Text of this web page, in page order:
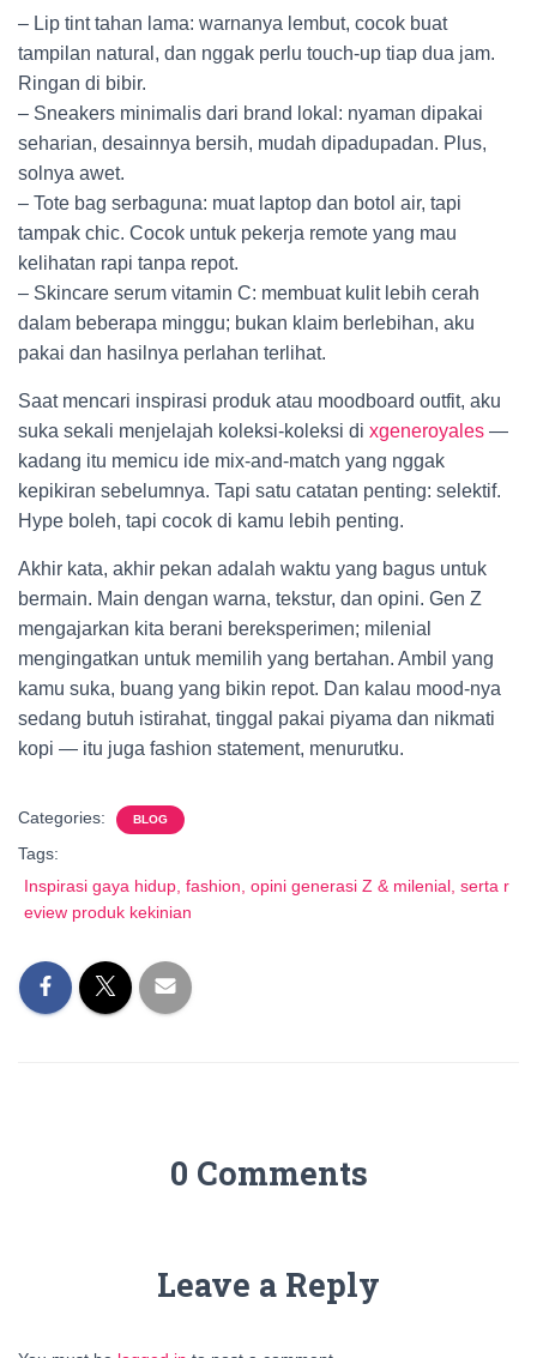
– Lip tint tahan lama: warnanya lembut, cocok buat
tampilan natural, dan nggak perlu touch-up tiap dua jam.
Ringan di bibir.
– Sneakers minimalis dari brand lokal: nyaman dipakai
seharian, desainnya bersih, mudah dipadupadan. Plus,
solnya awet.
– Tote bag serbaguna: muat laptop dan botol air, tapi
tampak chic. Cocok untuk pekerja remote yang mau
kelihatan rapi tanpa repot.
– Skincare serum vitamin C: membuat kulit lebih cerah
dalam beberapa minggu; bukan klaim berlebihan, aku
pakai dan hasilnya perlahan terlihat.
Saat mencari inspirasi produk atau moodboard outfit, aku
suka sekali menjelajah koleksi-koleksi di xgeneroyales —
kadang itu memicu ide mix-and-match yang nggak
kepikiran sebelumnya. Tapi satu catatan penting: selektif.
Hype boleh, tapi cocok di kamu lebih penting.
Akhir kata, akhir pekan adalah waktu yang bagus untuk
bermain. Main dengan warna, tekstur, dan opini. Gen Z
mengajarkan kita berani bereksperimen; milenial
mengingatkan untuk memilih yang bertahan. Ambil yang
kamu suka, buang yang bikin repot. Dan kalau mood-nya
sedang butuh istirahat, tinggal pakai piyama dan nikmati
kopi — itu juga fashion statement, menurutku.
Categories: BLOG
Tags:
Inspirasi gaya hidup, fashion, opini generasi Z & milenial, serta r
eview produk kekinian
0 Comments
Leave a Reply